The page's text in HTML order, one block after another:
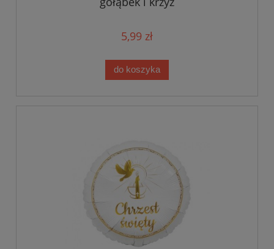
5,99 zł
do koszyka